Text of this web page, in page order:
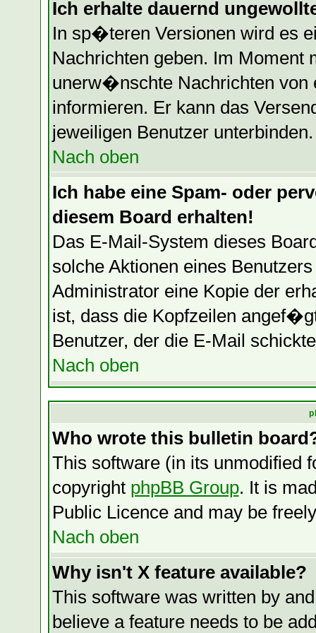
Ich erhalte dauernd
In sp�teren Versionen wird es
Nachrichten geben. Im Moment
unerw�nschte Nachrichten
informieren. Er kann das
jeweiligen Benutzer unterbinden.
Nach oben
Ich habe eine Spam- oder
diesem Board erhalten!
Das E-Mail-System dieses
solche Aktionen eines
Administrator eine Kopie der
ist, dass die Kopfzeilen
Benutzer, der die E-Mail
Nach oben
Who wrote this bulletin
This software (in its unmodified
copyright phpBB Group. It is
Public Licence and may be
Nach oben
Why isn't X feature available?
This software was written by
believe a feature needs to be